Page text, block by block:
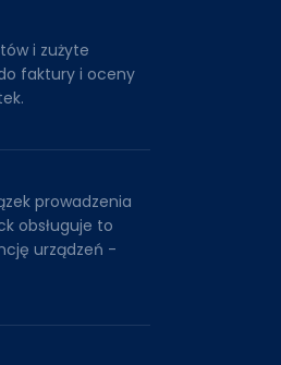
i zużyte
faktury i oceny
prowadzenia
obsługuje to
urządzeń -